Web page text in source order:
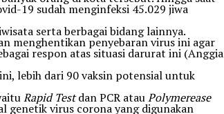
19 sudah menginfeksi 45.029 jiwa
serta berbagai bidang lainnya.
menghentikan penyebaran virus ini agar
respon atas situasi darurat ini (Anggia
lebih dari 90 vaksin potensial untuk
Rapid Testdan PCR atauPolymerease
genetik virus corona yang digunakan